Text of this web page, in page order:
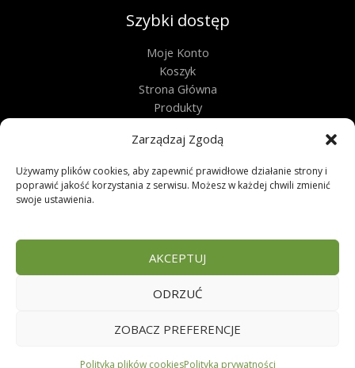
Zarządzaj Zgodą
Używamy plików cookies, aby zapewnić prawidłowe działanie strony i
poprawić jakość korzystania z serwisu. Możesz w każdej chwili zmienić
swoje ustawienia.
AKCEPTUJ
ODRZUĆ
ZOBACZ PREFERENCJE
Polityka plików cookiesPolityka prywatności
Szybki dostęp
Moje Konto
Koszyk
Strona Główna
Produkty
Obługa techniczna
Regulamin
Zwroty
FAQ